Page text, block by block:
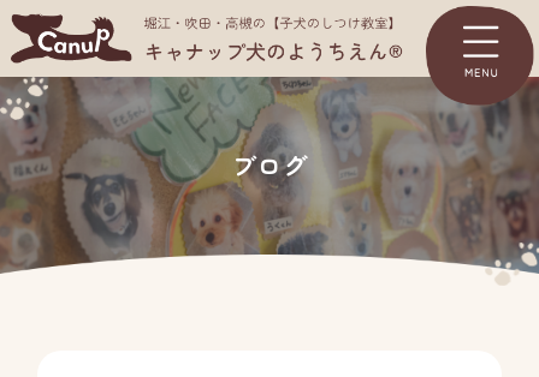
TOP
ようちえんについて
コース＆料金一覧
ブログ